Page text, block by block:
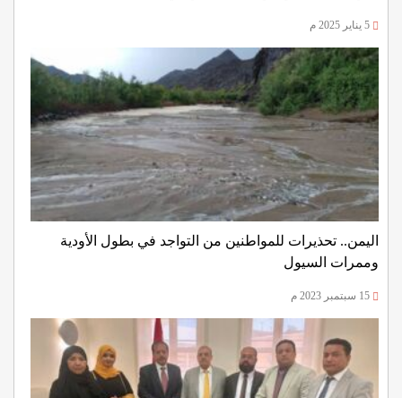
اليمن.. تحذيرات للمواطنين من التواجد في بطول الأودية
وممرات السيول